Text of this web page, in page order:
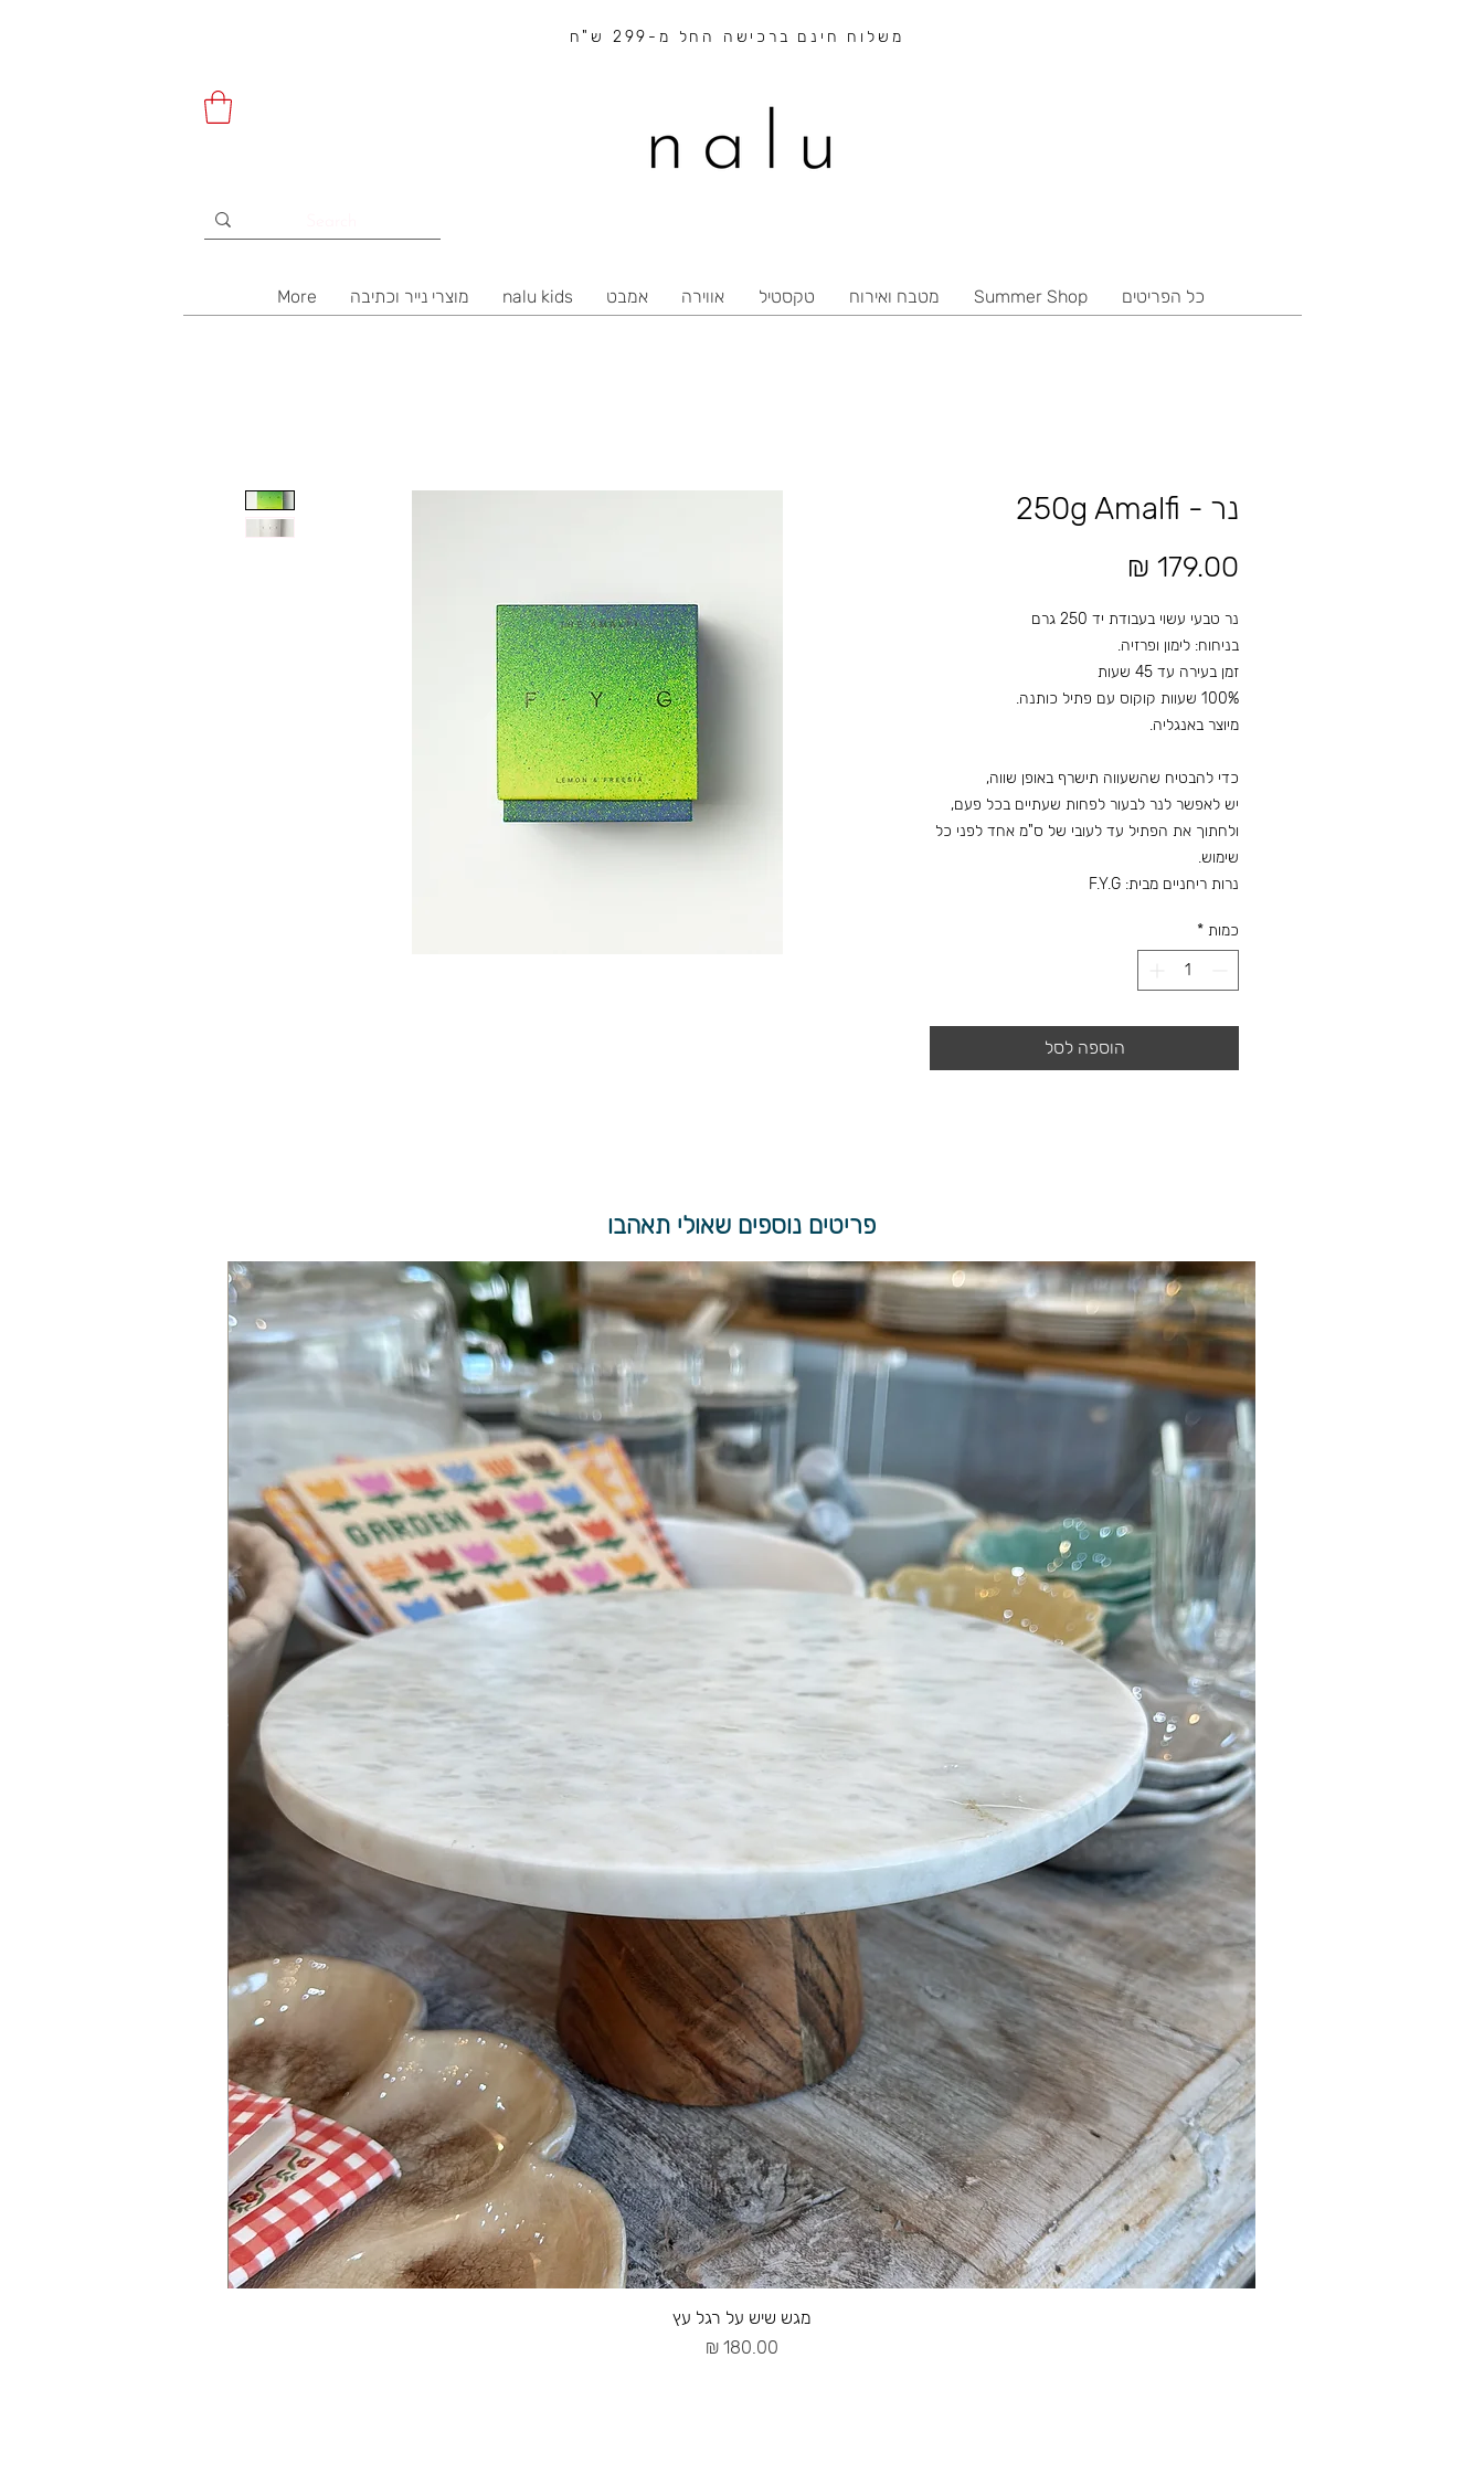
כל הפריטים Summer Shop מטבח ואירוח טקסטיל אווירה אמבט nalu kids מוצרי נייר וכתיבה More
נר - 250g Amalfi
נר טבעי עשוי בעבודת יד 250 גרם
בניחוח: לימון ופרזיה.
זמן בעירה עד 45 שעות
100% שעוות קוקוס עם פתיל כותנה.
מיוצר באנגליה.
כדי להבטיח שהשעווה תישרף באופן שווה,
יש לאפשר לנר לבעור לפחות שעתיים בכל פעם,
ולחתוך את הפתיל עד לעובי של ס"מ אחד לפני כל
שימוש.
נרות ריחניים מבית: F.Y.G
כמות *
הוספה לסל
פריטים נוספים שאולי תאהבו
מגש שיש על רגל עץ
מחיר